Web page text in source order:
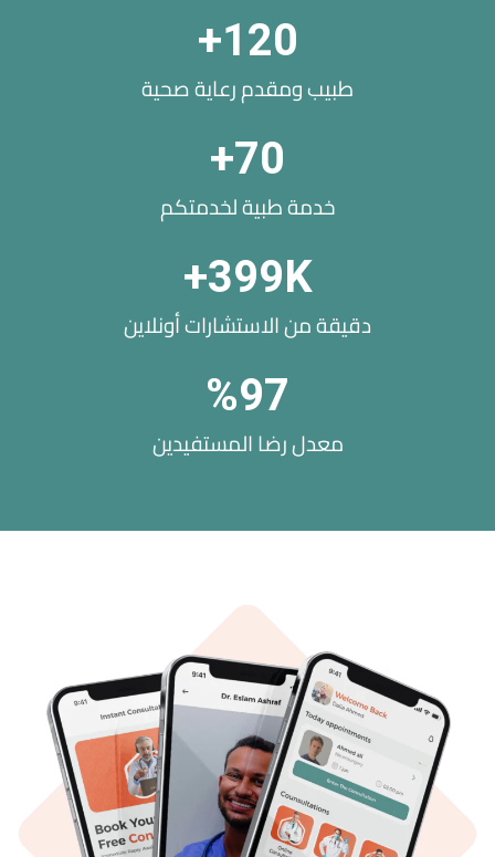
طبيب ومقدم رعاية صحية
120
+
خدمة طبية لخدمتكم
70
+
دقيقة من الاستشارات أونلاين
K
400
+
معدل رضا المستفيدين
98
%